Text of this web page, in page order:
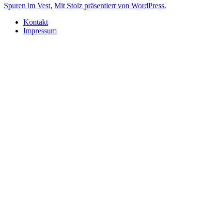
Spuren im Vest, Mit Stolz präsentiert von WordPress.
Kontakt
Impressum